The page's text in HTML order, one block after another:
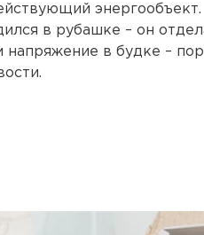
энергообъект.
в рубашке – он
напряжение в будке –